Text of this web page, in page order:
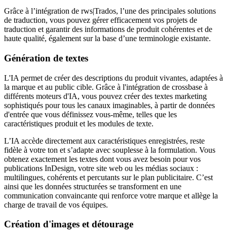
Grâce à l’intégration de rws|Trados, l’une des principales solutions
de traduction, vous pouvez gérer efficacement vos projets de
traduction et garantir des informations de produit cohérentes et de
haute qualité, également sur la base d’une terminologie existante.
Génération de textes
L'IA permet de créer des descriptions du produit vivantes, adaptées à
la marque et au public cible. Grâce à l'intégration de crossbase à
différents moteurs d'IA, vous pouvez créer des textes marketing
sophistiqués pour tous les canaux imaginables, à partir de données
d'entrée que vous définissez vous-même, telles que les
caractéristiques produit et les modules de texte.
L’IA accède directement aux caractéristiques enregistrées, reste
fidèle à votre ton et s’adapte avec souplesse à la formulation. Vous
obtenez exactement les textes dont vous avez besoin pour vos
publications InDesign, votre site web ou les médias sociaux :
multilingues, cohérents et percutants sur le plan publicitaire. C’est
ainsi que les données structurées se transforment en une
communication convaincante qui renforce votre marque et allège la
charge de travail de vos équipes.
Création d'images et détourage